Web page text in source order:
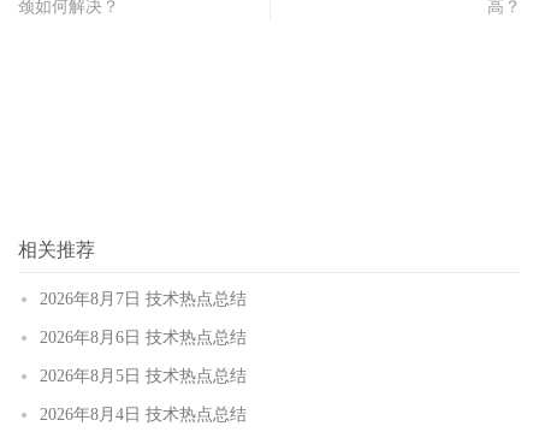
颈如何解决？
高？
相关推荐
2026年8月7日 技术热点总结
2026年8月6日 技术热点总结
2026年8月5日 技术热点总结
2026年8月4日 技术热点总结